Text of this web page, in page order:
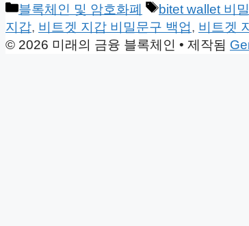
카
테
고
블록체인 및 암호화폐
태
그
bitet wallet 비
지갑, 비트겟 지갑 비밀문구 백업, 비트겟
© 2026 미래의 금융 블록체인 • 제작됨